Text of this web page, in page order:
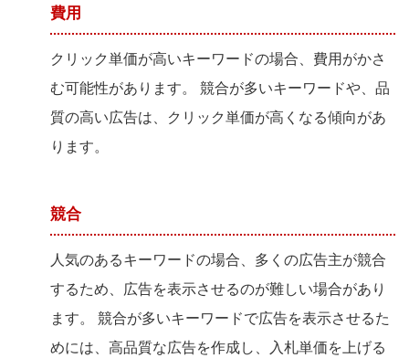
費用
クリック単価が高いキーワードの場合、費用がかさ
む可能性があります。 競合が多いキーワードや、品
質の高い広告は、クリック単価が高くなる傾向があ
ります。
競合
人気のあるキーワードの場合、多くの広告主が競合
するため、広告を表示させるのが難しい場合があり
ます。 競合が多いキーワードで広告を表示させるた
めには、高品質な広告を作成し、入札単価を上げる